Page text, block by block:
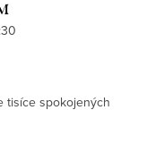
tisíce spokojených